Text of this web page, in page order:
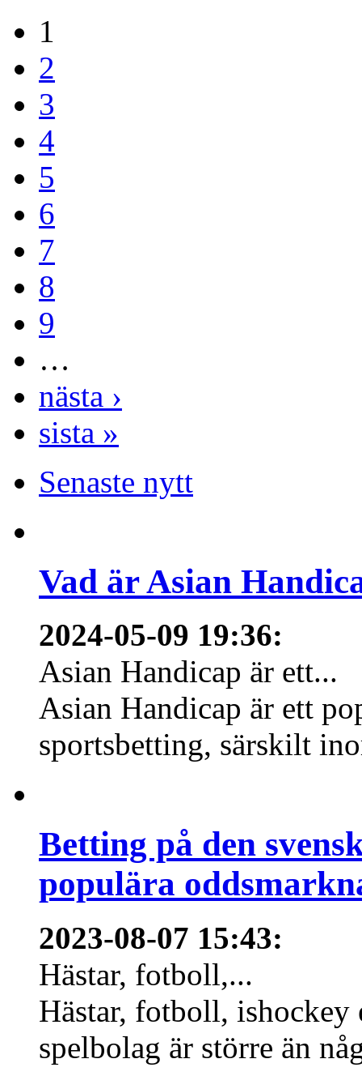
1
2
3
4
5
6
7
8
9
…
nästa ›
sista »
Senaste nytt
Vad är Asian
2024-05-09 19:36:
Asian Handicap är ett...
Asian Handicap är ett
sportsbetting, särskilt
Betting på den
populära
2023-08-07 15:43:
Hästar, fotboll,...
Hästar, fotboll,
spelbolag är större än